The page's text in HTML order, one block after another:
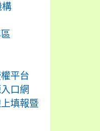
平台
口網
填報暨